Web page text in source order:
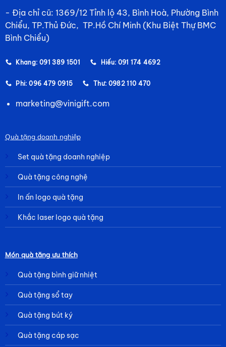
- Địa chỉ cũ: 1369/12 Tỉnh lộ 43, Bình Hoà, Phường Bình
Chiểu, TP.Thủ Đức, TP.Hồ Chí Minh (Khu Biệt Thự BMC
Bình Chiểu)
Khang: 091 389 1501 Hiếu: 091 174 4692
Phi: 096 479 0915 Thư: 0982 110 470
marketing@vinigift.com
Quà tặng doanh nghiệp
Set quà tặng doanh nghiệp
Quà tặng công nghệ
In ấn logo quà tặng
Khắc laser logo quà tặng
Món quà tặng ưu thích
Quà tặng bình giữ nhiệt
Quà tặng sổ tay
Quà tặng bút ký
Quà tặng cáp sạc